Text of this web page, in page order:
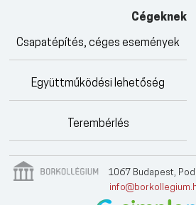
Cégeknek
Csapatépítés, céges események
Együttműködési lehetőség
Terembérlés
1067 Budapest,